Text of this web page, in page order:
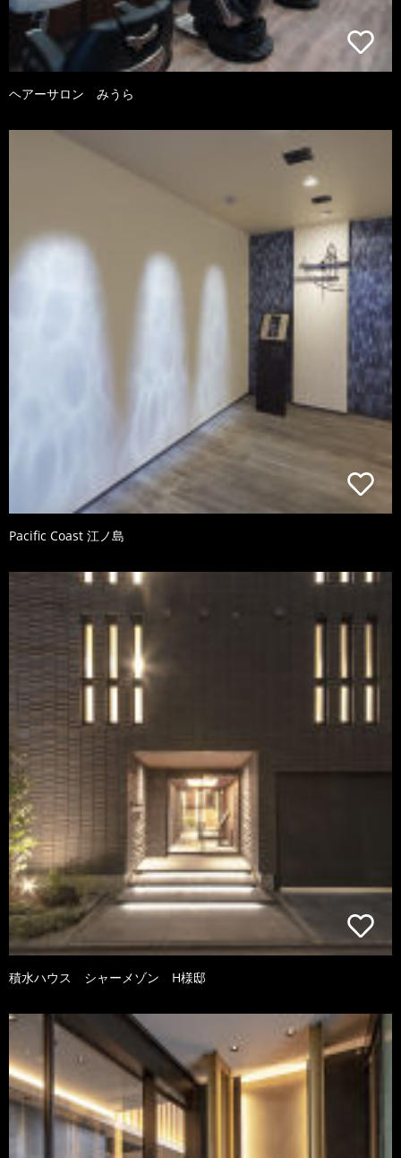
ヘアーサロン みうら
Pacific Coast 江ノ島
積水ハウス シャーメゾン H様邸